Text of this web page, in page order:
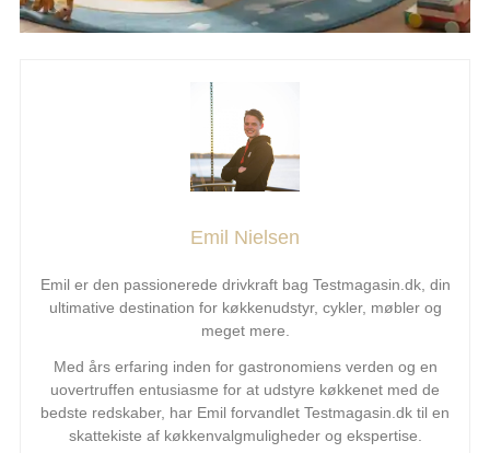
Emil Nielsen
Emil er den passionerede drivkraft bag Testmagasin.dk, din
ultimative destination for køkkenudstyr, cykler, møbler og
meget mere.
Med års erfaring inden for gastronomiens verden og en
uovertruffen entusiasme for at udstyre køkkenet med de
bedste redskaber, har Emil forvandlet Testmagasin.dk til en
skattekiste af køkkenvalgmuligheder og ekspertise.